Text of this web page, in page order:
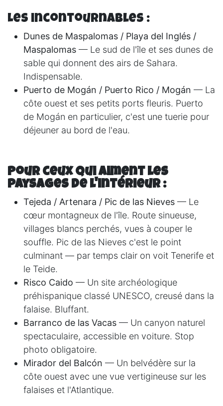
Les incontournables :
Dunes de Maspalomas / Playa del Inglés /
Maspalomas — Le sud de l'île et ses dunes de
sable qui donnent des airs de Sahara.
Indispensable.
Puerto de Mogán / Puerto Rico / Mogán — La
côte ouest et ses petits ports fleuris. Puerto
de Mogán en particulier, c'est une tuerie pour
déjeuner au bord de l'eau.
Pour ceux qui aiment les
paysages de l'intérieur :
Tejeda / Artenara / Pic de las Nieves — Le
cœur montagneux de l'île. Route sinueuse,
villages blancs perchés, vues à couper le
souffle. Pic de las Nieves c'est le point
culminant — par temps clair on voit Tenerife et
le Teide.
Risco Caido — Un site archéologique
préhispanique classé UNESCO, creusé dans la
falaise. Bluffant.
Barranco de las Vacas — Un canyon naturel
spectaculaire, accessible en voiture. Stop
photo obligatoire.
Mirador del Balcón — Un belvédère sur la
côte ouest avec une vue vertigineuse sur les
falaises et l'Atlantique.